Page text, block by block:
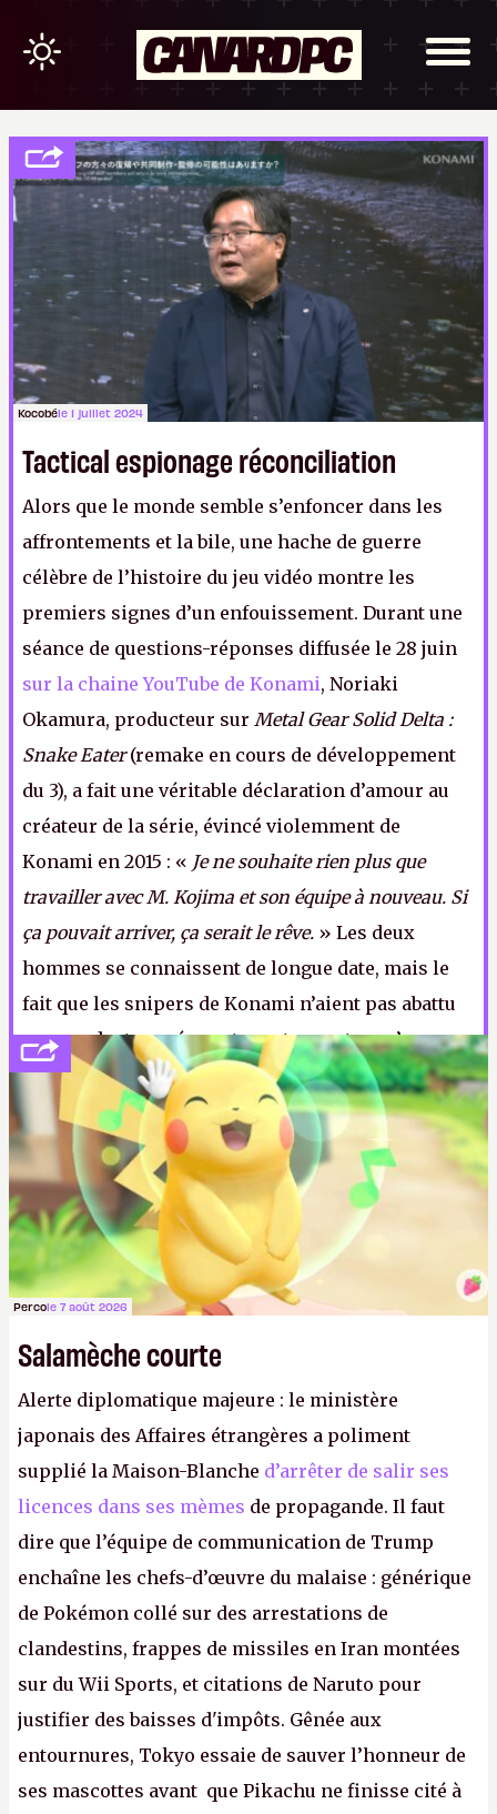
Kocobéle 1 juillet 2024
Tactical espionage réconciliation
Alors que le monde semble s’enfoncer dans les
affrontements et la bile, une hache de guerre
célèbre de l’histoire du jeu vidéo montre les
premiers signes d’un enfouissement. Durant une
séance de questions-réponses diffusée le 28 juin
sur la chaine YouTube de Konami, Noriaki
Okamura, producteur sur Metal Gear Solid Delta :
Snake Eater(remake en cours de développement
du 3), a fait une véritable déclaration d’amour au
créateur de la série, évincé violemment de
Konami en 2015 : « Je ne souhaite rien plus que
travailler avec M. Kojima et son équipe à nouveau. Si
ça pouvait arriver, ça serait le rêve. » Les deux
hommes se connaissent de longue date, mais le
fait que les snipers de Konami n’aient pas abattu
son producteur séance tenante montre qu’une
réconciliation entre Kojima et son ancien
employeur n’est peut-être plus de l’ordre du
fantaisiste.K.
Percole 7 août 2026
Salamèche courte
Alerte diplomatique majeure : le ministère
japonais des Affaires étrangères a poliment
supplié la Maison-Blanche d’arrêter de salir ses
licences dans ses mèmes de propagande. Il faut
dire que l’équipe de communication de Trump
enchaîne les chefs-d’œuvre du malaise : générique
de Pokémon collé sur des arrestations de
clandestins, frappes de missiles en Iran montées
sur du Wii Sports, et citations de Naruto pour
justifier des baisses d'impôts. Gênée aux
entournures, Tokyo essaie de sauver l’honneur de
ses mascottes avant que Pikachu ne finisse cité à